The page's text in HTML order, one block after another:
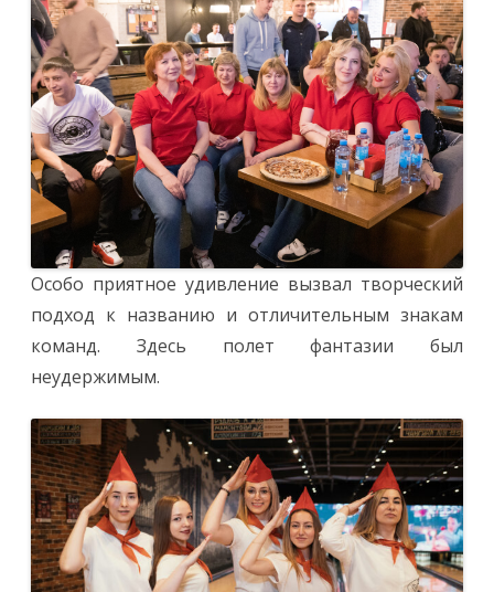
Особо приятное удивление вызвал творческий
подход к названию и отличительным знакам
команд. Здесь полет фантазии был
неудержимым.